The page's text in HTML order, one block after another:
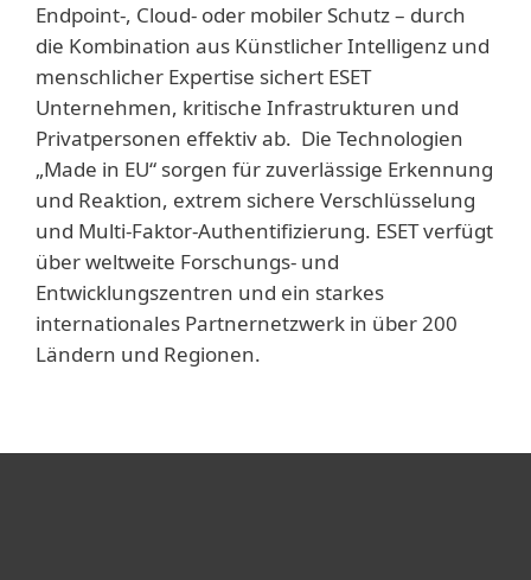
Endpoint-, Cloud- oder mobiler Schutz – durch
die Kombination aus Künstlicher Intelligenz und
menschlicher Expertise sichert ESET
Unternehmen, kritische Infrastrukturen und
Privatpersonen effektiv ab. Die Technologien
„Made in EU“ sorgen für zuverlässige Erkennung
und Reaktion, extrem sichere Verschlüsselung
und Multi-Faktor-Authentifizierung. ESET verfügt
über weltweite Forschungs- und
Entwicklungszentren und ein starkes
internationales Partnernetzwerk in über 200
Ländern und Regionen.